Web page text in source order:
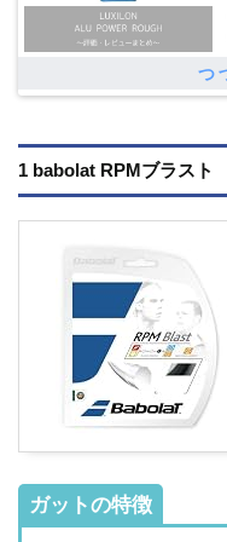
1 babolat RPMブラスト
ガットの特徴